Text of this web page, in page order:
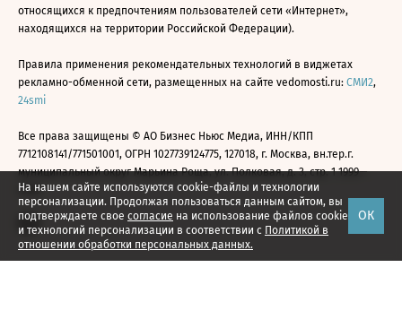
На нашем сайте используются cookie-файлы и технологии
персонализации. Продолжая пользоваться данным сайтом, вы
подтверждаете свое согласие на использование файлов cookie
и технологий персонализации в соответствии с Политикой в
отношении обработки персональных данных.
ОК
относящихся к предпочтениям пользователей сети «Интернет»,
находящихся на территории Российской Федерации).
Правила применения рекомендательных технологий в виджетах
рекламно-обменной сети, размещенных на сайте vedomosti.ru: СМИ2,
24smi
Все права защищены © АО Бизнес Ньюс Медиа, ИНН/КПП
7712108141/771501001, ОГРН 1027739124775, 127018, г. Москва, вн.тер.г.
муниципальный округ Марьина Роща, ул. Полковая, д. 3, стр. 1 1999—
2026